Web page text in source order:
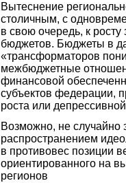
Вытеснение
столичным, с
в свою очередь, к
бюджетов. Бюджеты в
«трансформаторов
межбюджетные
финансовой
субъектов федерации,
роста или
Возможно, не случайно
распространением
в противовес позиции
ориентированного на
регионов